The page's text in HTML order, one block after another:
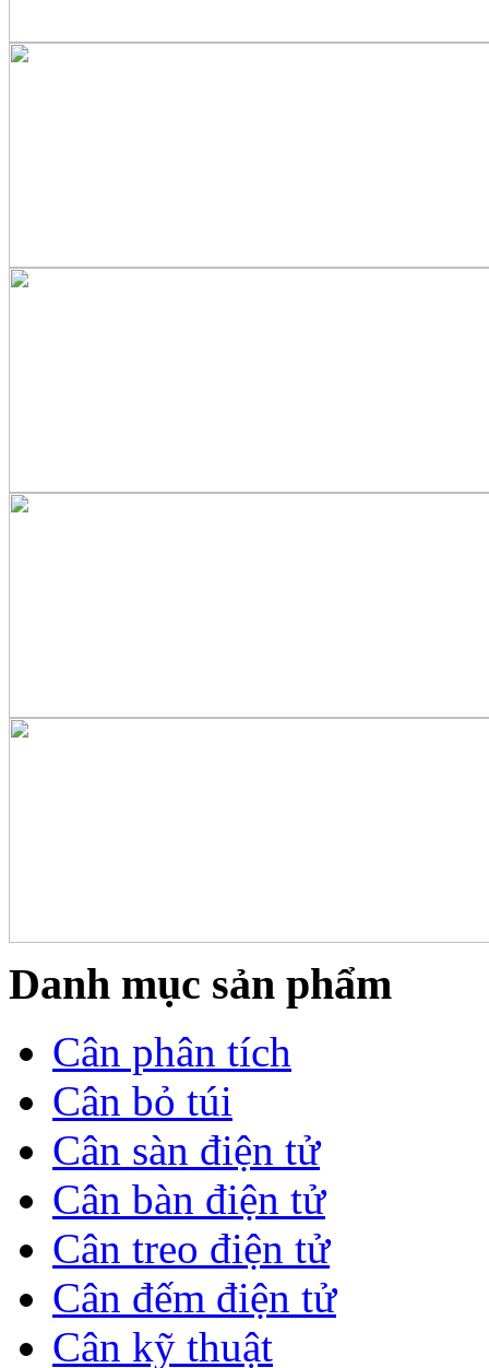
Danh mục sản phẩm
Cân phân tích
Cân bỏ túi
Cân sàn điện tử
Cân bàn điện tử
Cân treo điện tử
Cân đếm điện tử
Cân kỹ thuật